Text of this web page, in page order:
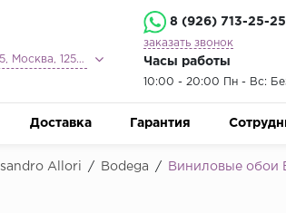
Ленинградское шоссе, 25, Москва, 125212
8 (926) 713-25-25
заказать звонок
Часы работы
10:00 - 20:00 Пн - Вс:
Доставка Гарантия
Allori / Bodega / Виниловые обои